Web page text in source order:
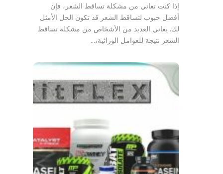
إذا كنت تعاني من مشكلة تساقط الشعر، فإن
أفضل حبوب لتساقط الشعر قد تكون الحل الأمثل
لك. يعاني العديد من الأشخاص من مشكلة تساقط
الشعر نتيجة للعوامل الوراثية،…